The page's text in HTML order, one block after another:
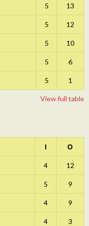
5 13
5 12
5 10
5 6
5 1
View full table
І О
4 12
5 9
4 9
4 3